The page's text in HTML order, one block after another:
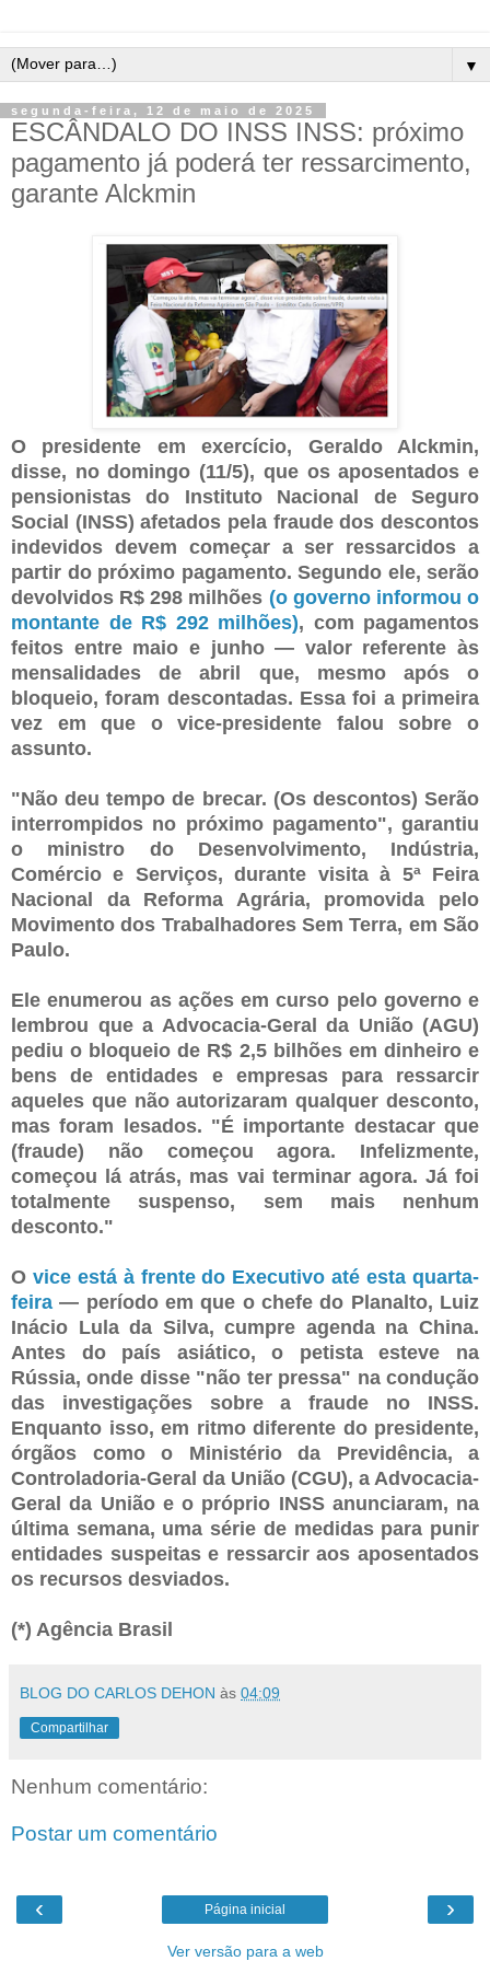
▼
segunda-feira, 12 de maio de 2025
ESCÂNDALO DO INSS INSS: próximo
pagamento já poderá ter ressarcimento,
garante Alckmin
O presidente em exercício, Geraldo Alckmin,
disse, no domingo (11/5), que os aposentados e
pensionistas do Instituto Nacional de Seguro
Social (INSS) afetados pela fraude dos descontos
indevidos devem começar a ser ressarcidos a
partir do próximo pagamento. Segundo ele, serão
devolvidos R$ 298 milhões (o governo informou o
montante de R$ 292 milhões), com pagamentos
feitos entre maio e junho — valor referente às
mensalidades de abril que, mesmo após o
bloqueio, foram descontadas. Essa foi a primeira
vez em que o vice-presidente falou sobre o
assunto.
"Não deu tempo de brecar. (Os descontos) Serão
interrompidos no próximo pagamento", garantiu
o ministro do Desenvolvimento, Indústria,
Comércio e Serviços, durante visita à 5ª Feira
Nacional da Reforma Agrária, promovida pelo
Movimento dos Trabalhadores Sem Terra, em São
Paulo.
Ele enumerou as ações em curso pelo governo e
lembrou que a Advocacia-Geral da União (AGU)
pediu o bloqueio de R$ 2,5 bilhões em dinheiro e
bens de entidades e empresas para ressarcir
aqueles que não autorizaram qualquer desconto,
mas foram lesados. "É importante destacar que
(fraude) não começou agora. Infelizmente,
começou lá atrás, mas vai terminar agora. Já foi
totalmente suspenso, sem mais nenhum
desconto."
O vice está à frente do Executivo até esta quarta-
feira — período em que o chefe do Planalto, Luiz
Inácio Lula da Silva, cumpre agenda na China.
Antes do país asiático, o petista esteve na
Rússia, onde disse "não ter pressa" na condução
das investigações sobre a fraude no INSS.
Enquanto isso, em ritmo diferente do presidente,
órgãos como o Ministério da Previdência, a
Controladoria-Geral da União (CGU), a Advocacia-
Geral da União e o próprio INSS anunciaram, na
última semana, uma série de medidas para punir
entidades suspeitas e ressarcir aos aposentados
os recursos desviados.
(*) Agência Brasil
BLOG DO CARLOS DEHON às 04:09
Compartilhar
Nenhum comentário:
Postar um comentário
‹ ›
Página inicial
Ver versão para a web